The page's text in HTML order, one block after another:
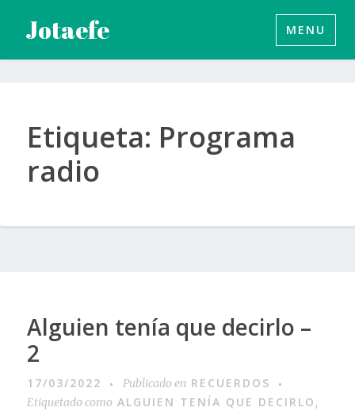
contenido
Jotaefe MENU
Etiqueta: Programa
radio
Alguien tenía que decirlo –
2
17/03/2022 Publicado en RECUERDOS
Etiquetado como ALGUIEN TENÍA QUE DECIRLO,